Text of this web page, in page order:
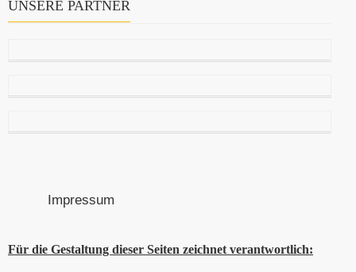
UNSERE PARTNER
Impressum
Für die Gestaltung dieser Seiten zeichnet verantwortlich: